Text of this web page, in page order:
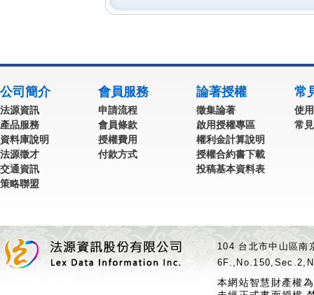
公司簡介
法源資訊
產品服務
資料庫說明
法源徵才
交通資訊
策略聯盟
會員服務
申請流程
會員條款
授權費用
付款方式
論著授權
徵集論著
啟用授權專區
權利金計算說明
授權合約書下載
投稿基本資料表
常
使
常
104 台北市中山區
本網站智慧財產權